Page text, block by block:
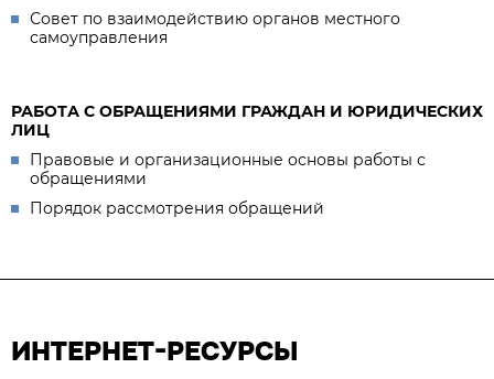
Совет по взаимодействию органов местного
самоуправления
РАБОТА С ОБРАЩЕНИЯМИ ГРАЖДАН И ЮРИДИЧЕСКИХ
ЛИЦ
Правовые и организационные основы работы с
обращениями
Порядок рассмотрения обращений
ИНТЕРНЕТ-РЕСУРСЫ